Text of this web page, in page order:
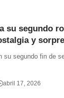
su segundo
y
su segundo fin de
abril 17, 2026